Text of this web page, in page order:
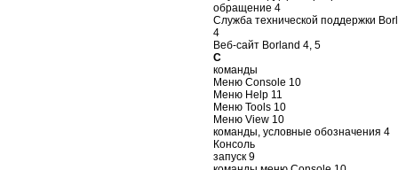
обращение 4
Служба технической поддержки
4
Веб-сайт Borland 4, 5
C
команды
Меню Console 10
Меню Help 11
Меню Tools 10
Меню View 10
команды, условные обозначения 4
Консоль
запуск 9